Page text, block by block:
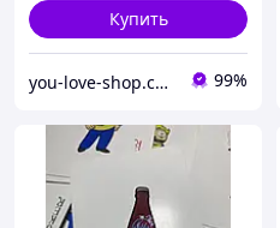
Купить
you-love-shop.com.ua - атрибутика, сувениры и украшения 99%